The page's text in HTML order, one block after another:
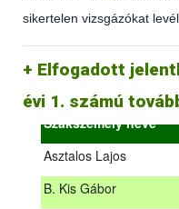
sikertelen vizsgázókat
Elfogadott
évi 1. számú
(az erdőgazdálkodást
hatályos
általános
2018.09.18. –
Szakszemély neve
Asztalos Lajos
B. Kis Gábor